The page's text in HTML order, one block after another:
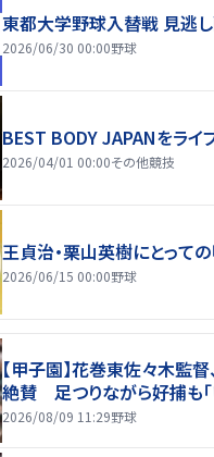
東都大学野球入替戦 見逃し
2026/06/30 00:00野球
BEST BODY JAPANをライ
2026/04/01 00:00その他競技
王貞治・栗山英樹にとって
2026/06/15 00:00野球
【甲子園】花巻東佐々木監
絶賛 足つりながら好捕も「
2026/08/09 11:29野球